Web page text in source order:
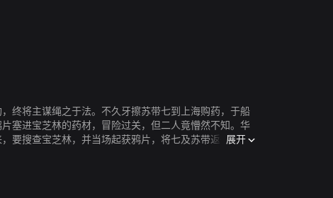
终将主谋绳之于法。不久牙擦苏带七到上海购药，于船
塞进宝芝林的药材，冒险过关，但二人竟懵然不知。华
要搜查宝芝林，并当场起获鸦片，将七及苏带返衙门，
展开